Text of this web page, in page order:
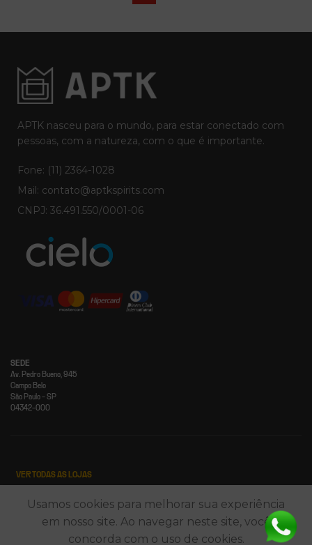
APTK nasceu para o mundo, para estar conectado com
pessoas, com a natureza, com o que é importante.
Fone: (11) 2364-1028
Mail: contato@aptkspirits.com
CNPJ: 36.491.550/0001-06
SEDE
Av. Pedro Bueno, 945
Campo Belo
São Paulo - SP
04342-000
VER TODAS AS LOJAS
Usamos cookies para melhorar sua experiência
em nosso site. Ao navegar neste site, você
concorda com o uso de cookies.